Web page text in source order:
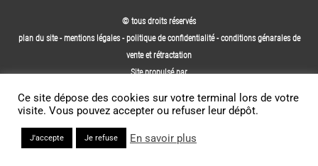
© tous droits réservés
plan du site-mentions légales -politique de confidentialité-conditions génarales de
vente et rétractation
Site propulsé par
Ce site dépose des cookies sur votre terminal lors de votre
visite. Vous pouvez accepter ou refuser leur dépôt.
J'accepte Je refuse En savoir plus